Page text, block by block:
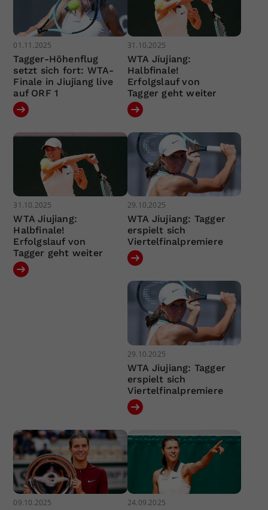
01.11.2025
Tagger-Höhenflug
setzt sich fort: WTA-
Finale in Jiujiang live
auf ORF 1
31.10.2025
WTA Jiujiang:
Halbfinale!
Erfolgslauf von
Tagger geht weiter
31.10.2025
WTA Jiujiang:
Halbfinale!
Erfolgslauf von
Tagger geht weiter
29.10.2025
WTA Jiujiang: Tagger
erspielt sich
Viertelfinalpremiere
29.10.2025
WTA Jiujiang: Tagger
erspielt sich
Viertelfinalpremiere
09.10.2025 24.09.2025